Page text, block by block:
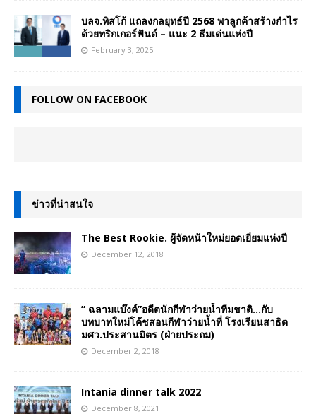
บลจ.ทิสโก้ แถลงกลยุทธ์ปี 2568 พาลูกค้าสร้างกำไร
ด้วยทริกเกอร์ฟันด์ – แนะ 2 ธีมเด่นแห่งปี
February 3, 2025
FOLLOW ON FACEBOOK
ข่าวที่น่าสนใจ
The Best Rookie. ผู้จัดหน้าใหม่ยอดเยี่ยมแห่งปี
December 12, 2018
” ฉลามแบ๊งค์”อดีตนักกีฬาว่ายน้ำทีมชาติ…กับ
บทบาทใหม่โค้ชสอนกีฬาว่ายน้ำที่ โรงเรียนสาธิต
มศว.ประสานมิตร (ฝ่ายประถม)
December 2, 2018
Intania dinner talk 2022
December 8, 2021